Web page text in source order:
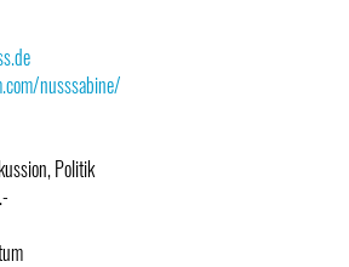
nusssabine/
Politik